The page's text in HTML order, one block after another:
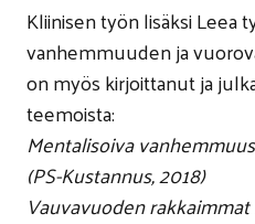
Kliinisen työn lisäksi Leea
vanhemmuuden ja
on myös kirjoittanut ja
teemoista:
Mentalisoiva
(PS-Kustannus, 2018)
Vauvavuoden